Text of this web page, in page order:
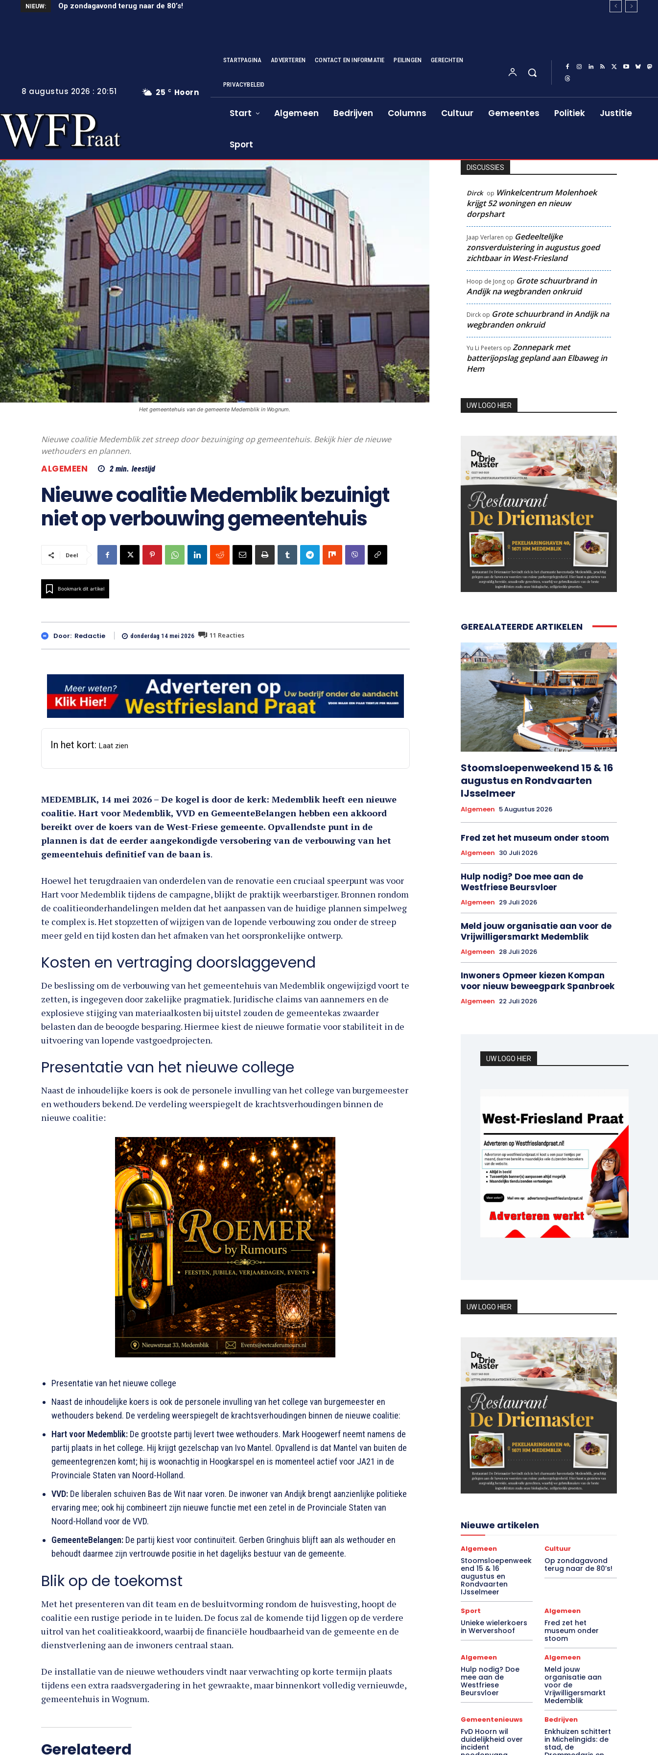
NIEUW: Op zondagavond terug naar de 80’s!
Unieke wielerkoers in Wervershoof
25 C Hoorn
8 augustus 2026 : 20:51
STARTPAGINA ADVERTEREN CONTACT EN INFORMATIE PEILINGEN GERECHTEN
PRIVACYBELEID
Start Algemeen Bedrijven Columns Cultuur Gemeentes Politiek Justitie
Sport
Het gemeentehuis van de gemeente Medemblik in Wognum.
Nieuwe coalitie Medemblik zet streep door bezuiniging op gemeentehuis. Bekijk hier de nieuwe
wethouders en plannen.
ALGEMEEN 2 min. leestijd
Nieuwe coalitie Medemblik bezuinigt
niet op verbouwing gemeentehuis
Deel
Bookmark dit artikel
Door: Redactie donderdag 14 mei 2026 11 Reacties
In het kort: Laat zien
MEDEMBLIK, 14 mei 2026 – De kogel is door de kerk: Medemblik heeft een nieuwe
coalitie. Hart voor Medemblik, VVD en GemeenteBelangen hebben een akkoord
bereikt over de koers van de West-Friese gemeente. Opvallendste punt in de
plannen is dat de eerder aangekondigde versobering van de verbouwing van het
gemeentehuis definitief van de baan is.
Hoewel het terugdraaien van onderdelen van de renovatie een cruciaal speerpunt was voor
Hart voor Medemblik tijdens de campagne, blijkt de praktijk weerbarstiger. Bronnen rondom
de coalitieonderhandelingen melden dat het aanpassen van de huidige plannen simpelweg
te complex is. Het stopzetten of wijzigen van de lopende verbouwing zou onder de streep
meer geld en tijd kosten dan het afmaken van het oorspronkelijke ontwerp.
Kosten en vertraging doorslaggevend
De beslissing om de verbouwing van het gemeentehuis van Medemblik ongewijzigd voort te
zetten, is ingegeven door zakelijke pragmatiek. Juridische claims van aannemers en de
explosieve stijging van materiaalkosten bij uitstel zouden de gemeentekas zwaarder
belasten dan de beoogde besparing. Hiermee kiest de nieuwe formatie voor stabiliteit in de
uitvoering van lopende vastgoedprojecten.
Presentatie van het nieuwe college
Naast de inhoudelijke koers is ook de personele invulling van het college van burgemeester
en wethouders bekend. De verdeling weerspiegelt de krachtsverhoudingen binnen de
nieuwe coalitie:
Presentatie van het nieuwe college
Naast de inhoudelijke koers is ook de personele invulling van het college van burgemeester en
wethouders bekend. De verdeling weerspiegelt de krachtsverhoudingen binnen de nieuwe coalitie:
Hart voor Medemblik: De grootste partij levert twee wethouders. Mark Hoogewerf neemt namens de
partij plaats in het college. Hij krijgt gezelschap van Ivo Mantel. Opvallend is dat Mantel van buiten de
gemeentegrenzen komt; hij is woonachtig in Hoogkarspel en is momenteel actief voor JA21 in de
Provinciale Staten van Noord-Holland.
VVD:De liberalen schuiven Bas de Wit naar voren. De inwoner van Andijk brengt aanzienlijke politieke
ervaring mee; ook hij combineert zijn nieuwe functie met een zetel in de Provinciale Staten van
Noord-Holland voor de VVD.
GemeenteBelangen:De partij kiest voor continuïteit. Gerben Gringhuis blijft aan als wethouder en
Blik op de toekomst
Met het presenteren van dit team en de besluitvorming rondom de huisvesting, hoopt de
coalitie een rustige periode in te luiden. De focus zal de komende tijd liggen op de verdere
uitrol van het coalitieakkoord, waarbij de financiële houdbaarheid van de gemeente en de
De installatie van de nieuwe wethouders vindt naar verwachting op korte termijn plaats
tijdens een extra raadsvergadering in het gewraakte, maar binnenkort volledig vernieuwde,
DISCUSSIES
Dirck op Winkelcentrum Molenhoek
krijgt 52 woningen en nieuw
dorpshart
Jaap Verlaren op Gedeeltelijke
zonsverduistering in augustus goed
zichtbaar in West-Friesland
Hoop de Jongop Grote schuurbrand in
Andijk na wegbranden onkruid
Dirckop Grote schuurbrand in Andijk na
wegbranden onkruid
Yu Li Peetersop Zonnepark met
batterijopslag gepland aan Elbaweg in
Hem
UW LOGO HIER
GEREALATEERDE ARTIKELEN
Stoomsloepenweekend 15 & 16
augustus en Rondvaarten
IJsselmeer
Algemeen 5 Augustus 2026
Fred zet het museum onder stoom
Algemeen 30 Juli 2026
Hulp nodig? Doe mee aan de
Westfriese Beursvloer
Algemeen 29 Juli 2026
Meld jouw organisatie aan voor de
Vrijwilligersmarkt Medemblik
Algemeen 28 Juli 2026
Inwoners Opmeer kiezen Kompan
voor nieuw beweegpark Spanbroek
Algemeen 22 Juli 2026
UW LOGO HIER
UW LOGO HIER
Nieuwe artikelen
Algemeen
Stoomsloepenweek
end 15 & 16
augustus en
Rondvaarten
IJsselmeer
Cultuur
Op zondagavond
terug naar de 80’s!
Sport
Unieke wielerkoers
in Wervershoof
Algemeen
Fred zet het
museum onder
stoom
Algemeen
Hulp nodig? Doe
mee aan de
Westfriese
Beursvloer
Algemeen
Meld jouw
organisatie aan
voor de
Vrijwilligersmarkt
Medemblik
Gemeentenieuws
FvD Hoorn wil
duidelijkheid over
incident
Bedrijven
Enkhuizen schittert
in Michelingids: de
stad, de